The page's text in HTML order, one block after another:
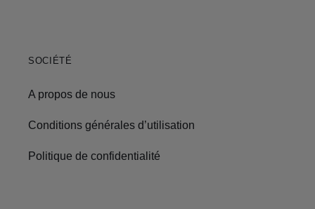
SOCIÉTÉ
A propos de nous
Conditions générales d’utilisation
Politique de confidentialité